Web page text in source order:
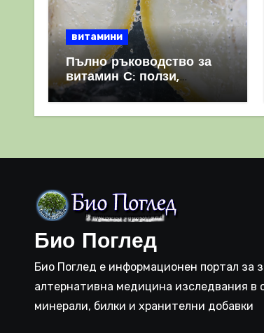
витамини
Пълно ръководство за
витамин С: ползи,
източници и защо е
важен за имунната
Био Поглед
Био Поглед е информационен портал за
алтернативна медицина изследвания
минерали, билки и хранителни добавки